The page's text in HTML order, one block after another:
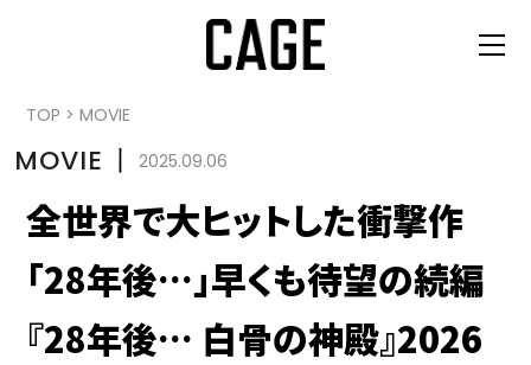
TOP > MOVIE
MOVIE 丨 2025.09.06
全世界で大ヒットした衝撃作
「28年後…」早くも待望の続編
『28年後… 白骨の神殿』2026